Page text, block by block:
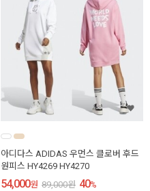
아디다스 ADIDAS 우먼스 클로버 후드
원피스 HY4269 HY4270
54,000원 89,000원 40%